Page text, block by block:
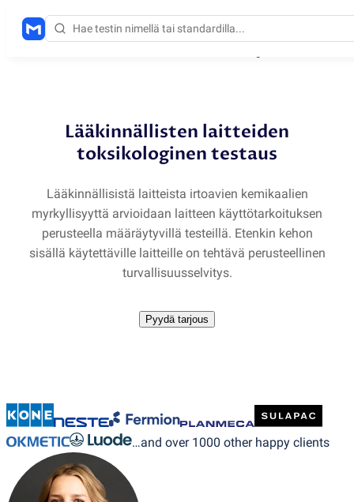
Lääkinnällisten laitteiden
toksikologinen testaus
Lääkinnällisistä laitteista irtoavien kemikaalien
myrkyllisyyttä arvioidaan laitteen käyttötarkoituksen
perusteella määräytyvillä testeillä. Etenkin kehon
sisällä käytettäville laitteille on tehtävä perusteellinen
turvallisuusselvitys.
Pyydä tarjous
…and over 1000 other happy clients